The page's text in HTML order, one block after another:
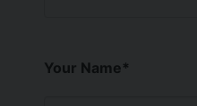
Your Name*